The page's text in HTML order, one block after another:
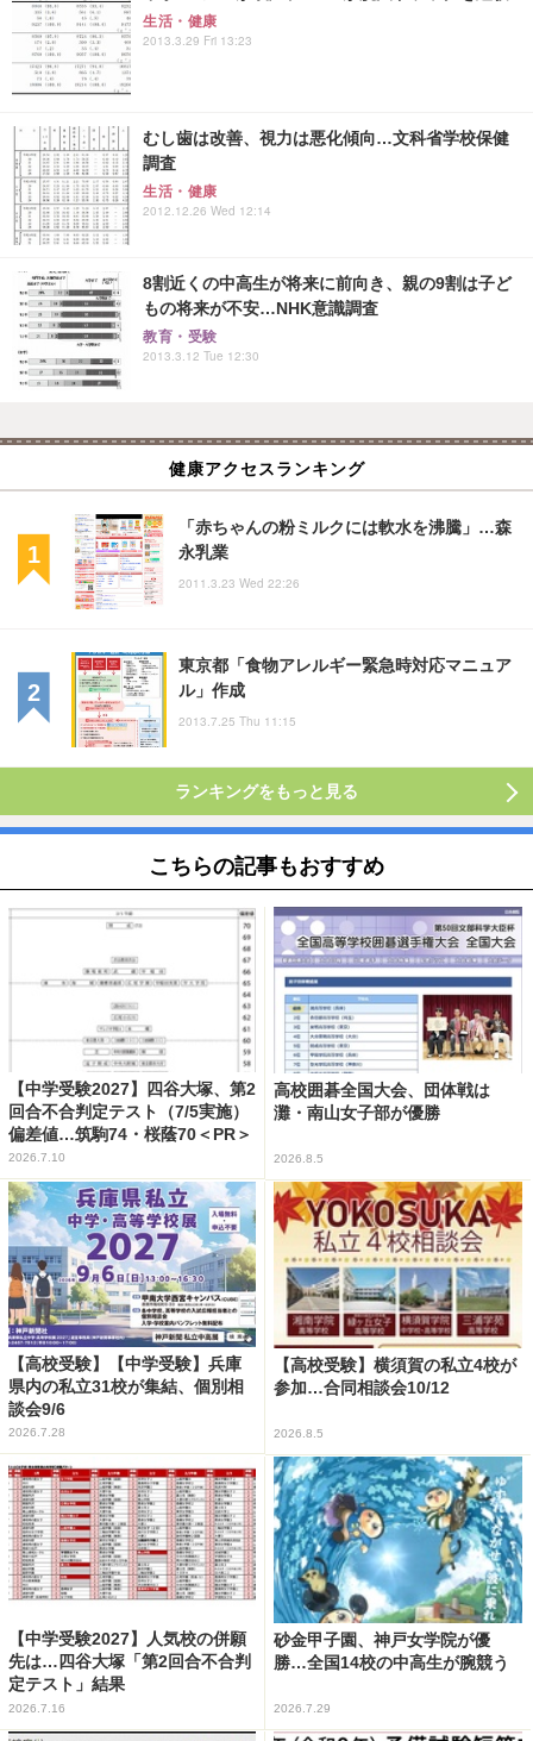
生活・健康
2013.3.29 Fri 13:23
むし歯は改善、視力は悪化傾向…文科省学校保健
調査
生活・健康
2012.12.26 Wed 12:14
8割近くの中高生が将来に前向き、親の9割は子ど
もの将来が不安…NHK意識調査
教育・受験
2013.3.12 Tue 12:30
健康アクセスランキング
「赤ちゃんの粉ミルクには軟水を沸騰」…森
永乳業
2011.3.23 Wed 22:26
東京都「食物アレルギー緊急時対応マニュア
ル」作成
2013.7.25 Thu 11:15
ランキングをもっと見る
こちらの記事もおすすめ
【中学受験2027】四谷大塚、第2
回合不合判定テスト（7/5実施）
偏差値…筑駒74・桜蔭70＜PR＞
2026.7.10
高校囲碁全国大会、団体戦は
灘・南山女子部が優勝
2026.8.5
【高校受験】【中学受験】兵庫
県内の私立31校が集結、個別相
談会9/6
2026.7.28
【高校受験】横須賀の私立4校が
参加…合同相談会10/12
2026.8.5
【中学受験2027】人気校の併願
先は…四谷大塚「第2回合不合判
定テスト」結果
2026.7.16
砂金甲子園、神戸女学院が優
勝…全国14校の中高生が腕競う
2026.7.29